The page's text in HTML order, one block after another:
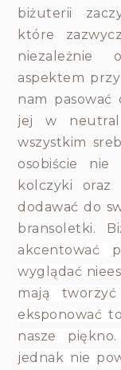
biżuterii
które
niezależnie
aspektem
nam pasować
jej w
wszystkim
osobiście nie
kolczyki oraz
dodawać do
bransoletki.
akcentować
wyglądać
mają
eksponować
nasze
jednak nie